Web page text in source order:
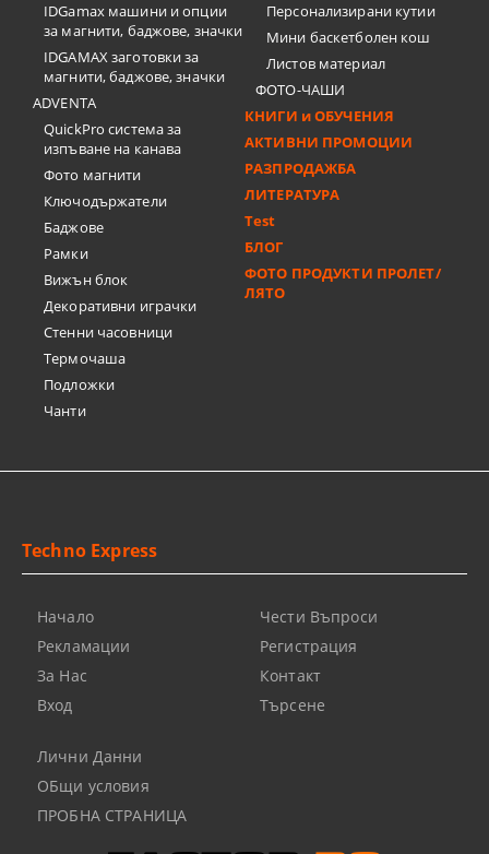
IDGamax машини и опции
за магнити, баджове, значки
IDGAMAX заготовки за
магнити, баджове, значки
ADVENTA
QuickPro система за
изпъване на канава
Фото магнити
Ключодържатели
Баджове
Рамки
Вижън блок
Декоративни играчки
Стенни часовници
Термочашa
Подложки
Чанти
Персонализирани кутии
Мини баскетболен кош
Листов материал
ФОТО-ЧАШИ
КНИГИ и ОБУЧЕНИЯ
АКТИВНИ ПРОМОЦИИ
РАЗПРОДАЖБА
ЛИТЕРАТУРА
Test
БЛОГ
ФОТО ПРОДУКТИ ПРОЛЕТ/
ЛЯТО
Techno Express
Начало
Рекламации
За Нас
Вход
Чести Въпроси
Регистрация
Контакт
Търсене
Лични Данни
ОБщи условия
ПРОБНА СТРАНИЦА